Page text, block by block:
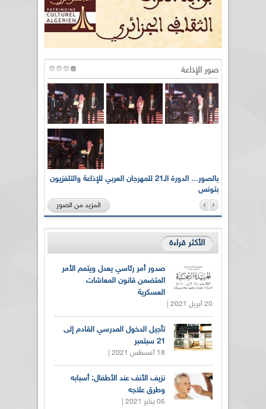
صور الإذاعة
بالصور... الدورة الـ21 للمهرجان العربي للإذاعة والتلفزيون
بتونس
المزيد من الصور
الأكثر قراءة
صدور أمر رئاسي يعدل ويتمم الأمر
المتضمن قانون المعاشات
العسكرية
20 أبريل 2021 |
تأجيل الدخول المدرسي القادم إلى
21 سبتمبر
18 أغسطس 2021 |
نزيف الأنف عند الأطفال: أسبابه
وطرق علاجه
05 يناير 2021 |